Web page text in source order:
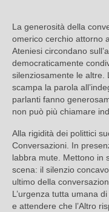
La generosità della
omerico cerchio attorno
Ateniesi circondano
democraticamente
silenziosamente le altre.
scampa la parola
parlanti fanno
non può più chiamare
Alla rigidità dei polittici
Conversazioni. In
labbra mute. Mettono in
scena: il silenzio
ultimo della
L’urgenza tutta umana
e attendere che l’Altro